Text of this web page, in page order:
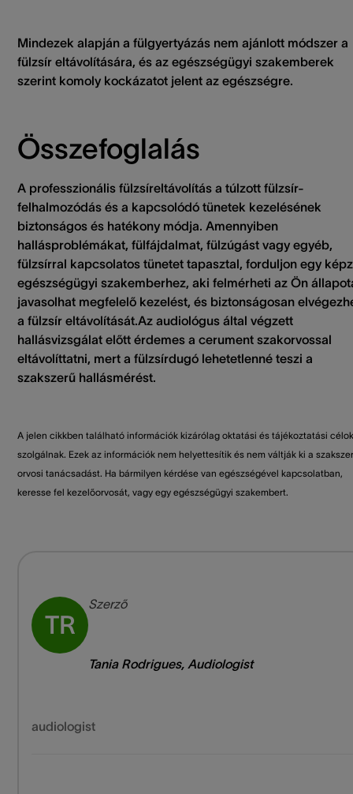
Mindezek alapján a fülgyertyázás nem ajánlott módszer a
fülzsír eltávolítására, és az egészségügyi szakemberek
szerint komoly kockázatot jelent az egészségre.
Összefoglalás
A professzionális fülzsíreltávolítás a túlzott fülzsír-
felhalmozódás és a kapcsolódó tünetek kezelésének
biztonságos és hatékony módja. Amennyiben
hallásproblémákat, fülfájdalmat, fülzúgást vagy egyéb,
fülzsírral kapcsolatos tünetet tapasztal, forduljon egy
egészségügyi szakemberhez, aki felmérheti az Ön
javasolhat megfelelő kezelést, és biztonságosan
a fülzsír eltávolítását.Az audiológus által végzett
hallásvizsgálat előtt érdemes a cerument szakorvossal
eltávolíttatni, mert a fülzsírdugó lehetetlenné teszi a
szakszerű hallásmérést.
A jelen cikkben található információk kizárólag oktatási és tájékoztatási
szolgálnak. Ezek az információk nem helyettesítik és nem váltják ki a
orvosi tanácsadást. Ha bármilyen kérdése van egészségével kapcsolatban,
keresse fel kezelőorvosát, vagy egy egészségügyi szakembert.
TR
Szerző
Tania Rodrigues, Audiologist
audiologist